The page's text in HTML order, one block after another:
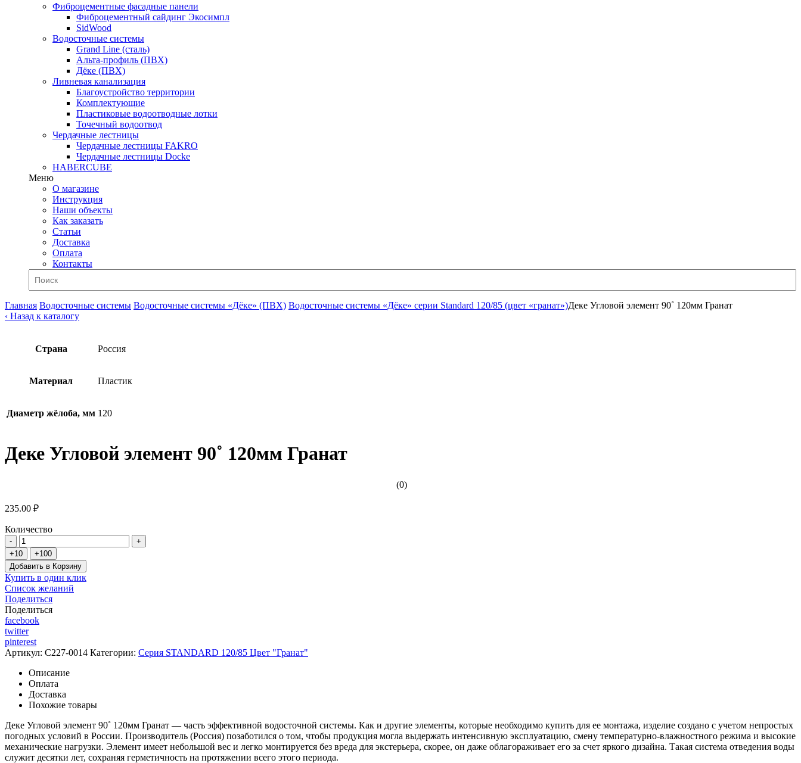
Фиброцементные фасадные панели
Фиброцементный сайдинг Экосимпл
SidWood
Водосточные системы
Grand Line (сталь)
Альта-профиль (ПВХ)
Дёке (ПВХ)
Ливневая канализация
Благоустройство территории
Комплектующие
Пластиковые водоотводные лотки
Точечный водоотвод
Чердачные лестницы
Чердачные лестницы FAKRO
Чердачные лестницы Docke
HABERCUBE
Меню
О магазине
Инструкция
Наши объекты
Как заказать
Статьи
Доставка
Оплата
Контакты
Главная Водосточные системы Водосточные системы «Дёке» (ПВХ) Водосточные системы «Дёке» серии Standard 120/85 (цвет «гранат»)Деке Угловой элемент 90˚ 120мм Гранат
‹ Назад к каталогу
Страна Россия
Материал Пластик
Диаметр жёлоба, мм 120
Деке Угловой элемент 90˚ 120мм Гранат
(0)
235.00 ₽
Количество
Добавить в Корзину
Купить в один клик
Список желаний
Поделиться
Поделиться
facebook
twitter
pinterest
Артикул: C227-0014 Категории: Серия STANDARD 120/85 Цвет "Гранат"
Описание
Оплата
Доставка
Похожие товары
Деке Угловой элемент 90˚ 120мм Гранат — часть эффективной водосточной системы. Как и другие элементы, которые необходимо купить для ее монтажа, изделие создано с учетом непростых
погодных условий в России. Производитель (Россия) позаботился о том, чтобы продукция могла выдержать интенсивную эксплуатацию, смену температурно-влажностного режима и высокие
механические нагрузки. Элемент имеет небольшой вес и легко монтируется без вреда для экстерьера, скорее, он даже облагораживает его за счет яркого дизайна. Такая система отведения воды
служит десятки лет, сохраняя герметичность на протяжении всего этого периода.